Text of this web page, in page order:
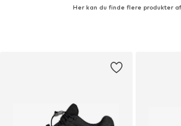
Her kan du finde flere produkter